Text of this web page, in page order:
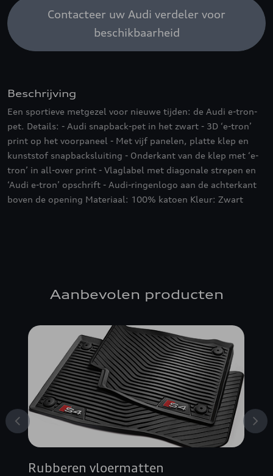
Contacteer uw Audi verdeler voor
beschikbaarheid
Beschrijving
Een sportieve metgezel voor nieuwe tijden: de Audi e-tron-
pet. Details: - Audi snapback-pet in het zwart - 3D ‘e-tron’
print op het voorpaneel - Met vijf panelen, platte klep en
kunststof snapbacksluiting - Onderkant van de klep met ‘e-
tron’ in all-over print - Vlaglabel met diagonale strepen en
‘Audi e-tron’ opschrift - Audi-ringenlogo aan de achterkant
boven de opening Materiaal: 100% katoen Kleur: Zwart
Aanbevolen producten
Rubberen vloermatten